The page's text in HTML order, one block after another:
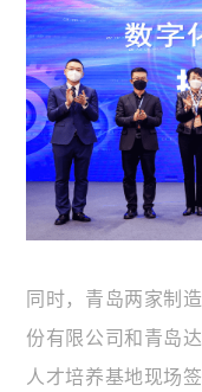
同时，青岛两家制
份有限公司和青岛
人才培养基地现场